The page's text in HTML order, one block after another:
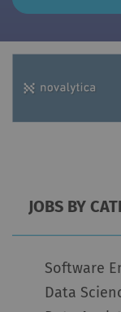
Jobs
JOBS BY
Software
Data